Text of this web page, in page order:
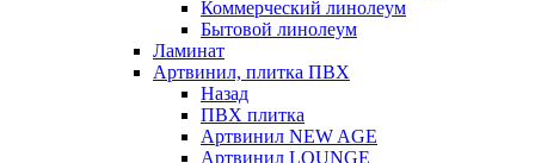
Коммерческий линолеум
Бытовой линолеум
Ламинат
Артвинил, плитка ПВХ
Назад
ПВХ плитка
Артвинил NEW AGE
Артвинил LOUNGE